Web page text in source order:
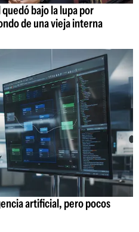
bajo la lupa por
de una vieja interna
artificial, pero pocos